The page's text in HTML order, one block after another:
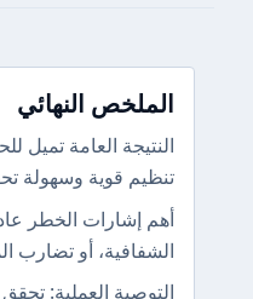
الملخص النهائي
النتيجة العامة تميل
تنظيم قوية وسهولة
أهم إشارات الخطر
الشفافية، أو تضارب
التوصية العملية: